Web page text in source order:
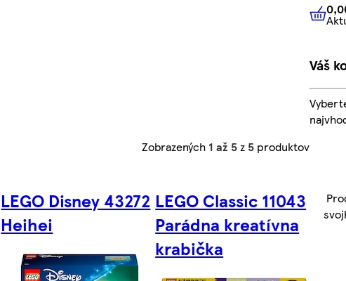
Zobrazených 1 až 5z 5 produktov
LEGO Disney 43272
Heihei
LEGO Classic 11043
Parádna kreatívna
krabička
Váš